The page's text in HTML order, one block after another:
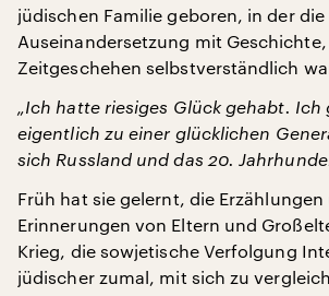
jüdischen Familie geboren, in der die
Auseinandersetzung mit
Zeitgeschehen selbstverständlich
„Ich hatte riesiges Glück gehabt. Ich
eigentlich zu einer glücklichen
sich Russland und das 20.
Früh hat sie gelernt, die Erzählungen
Erinnerungen von Eltern und
Krieg, die sowjetische Verfolgung
jüdischer zumal, mit sich zu